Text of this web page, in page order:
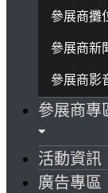
參展商攤
參展商新
參展商影
參展商專
活動資訊
廣告專區